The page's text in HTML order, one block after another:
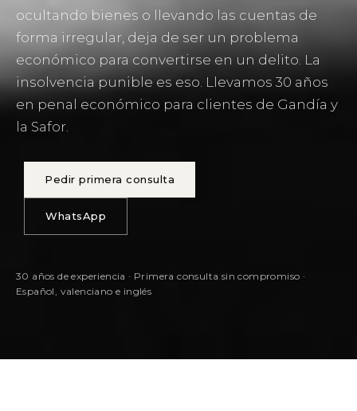
ocultando bienes o llevando las cuentas de
forma irregular, deja de ser un problema
económico para convertirse en un delito. La
insolvencia punible es eso. Llevamos 30 años
en penal económico para clientes de Gandía y
la Safor.
Pedir primera consulta
WhatsApp
30 años de experiencia · Primera consulta sin compromiso ·
Español, valenciano e inglés